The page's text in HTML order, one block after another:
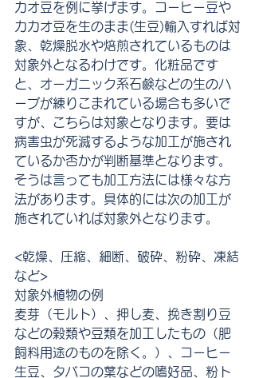
カオ豆を例に挙げます。コーヒー豆や
カカオ豆を生のまま(生豆)輸入すれば対
象、乾燥脱水や焙煎されているものは
対象外となるわけです。化粧品です
と、オーガニック系石鹸などの生のハ
ーブが練りこまれている場合も多いで
すが、こちらは対象となります。要は
病害虫が死滅するような加工が施され
ているか否かが判断基準となります。
そうは言っても加工方法には様々な方
法があります。具体的には次の加工が
施されていれば対象外となります。
<乾燥、圧縮、細断、破砕、粉砕、凍結
など>
対象外植物の例
麦芽（モルト）、押し麦、挽き割り豆
などの穀類や豆類を加工したもの（肥
飼料用途のものを除く。）、コーヒー
生豆、タバコの葉などの嗜好品、粉ト